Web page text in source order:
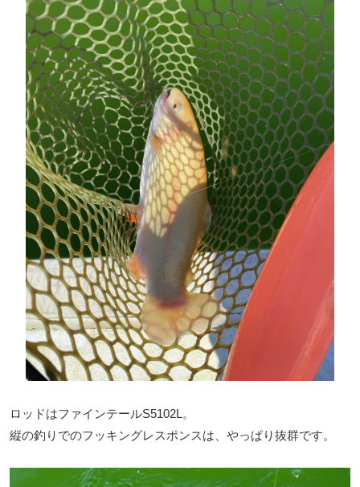
ロッドはファインテールS5102L。
縦の釣りでのフッキングレスポンスは、やっぱり抜群です。